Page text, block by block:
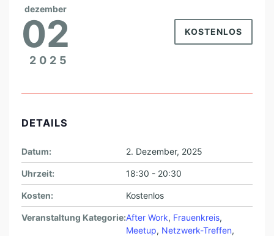
R
O
F
F
E
dezember
02
2025
KOSTENLOS
DETAILS
Datum: 2. Dezember, 2025
Uhrzeit: 18:30 - 20:30
Kosten: Kostenlos
Veranstaltung Kategorie:After Work, Frauenkreis,
Meetup, Netzwerk-Treffen,